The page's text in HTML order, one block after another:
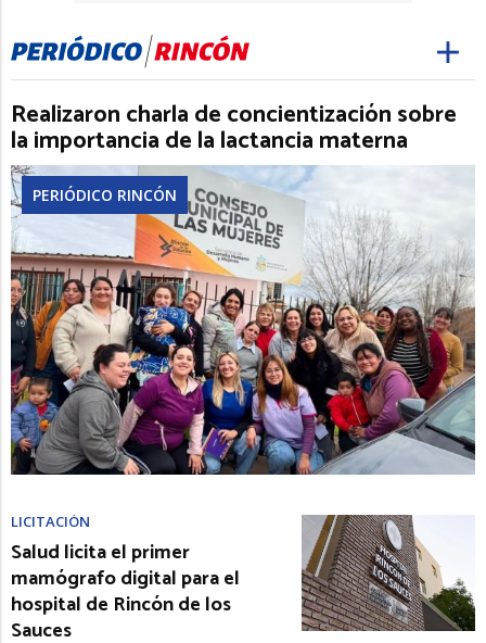
Realizaron charla de concientización sobre
la importancia de la lactancia materna
PERIÓDICO RINCÓN
LICITACIÓN
Salud licita el primer
mamógrafo digital para el
hospital de Rincón de los
Sauces